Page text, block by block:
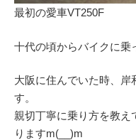
最初の愛車VT250F
十代の頃からバイクに乗
大阪に住んでいた時、
す。
親切丁寧に乗り方を教え
りますm(__)m